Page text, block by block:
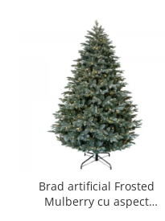
Brad artificial Frosted
Mulberry cu aspect